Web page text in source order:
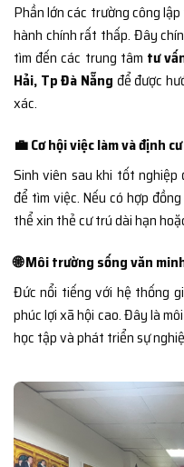
Phần lớn các trường công
hành chính rất thấp. Đây
tìm đến các trung tâm tư
Hải, Tp Đà Nẵng để được
xác.
💼 Cơ hội việc làm và định
Sinh viên sau khi tốt
để tìm việc. Nếu có hợp
thể xin thẻ cư trú dài hạn
🌐 Môi trường sống văn
Đức nổi tiếng với hệ thống
phúc lợi xã hội cao. Đây là
học tập và phát triển sự